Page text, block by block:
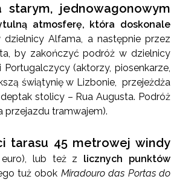
starym, jednowagonowym
atmosferę, która doskonale
Alfama, a następnie przez
by zakończyć podróż w dzielnicy
(aktorzy, piosenkarze,
świątynię w Lizbonie, przejeżdża
stolicy – Rua Augusta. Podróż
przejazdu tramwajem).
tarasu 45 metrowej windy
lub też z licznych punktów
tuż obok Miradouro das Portas do